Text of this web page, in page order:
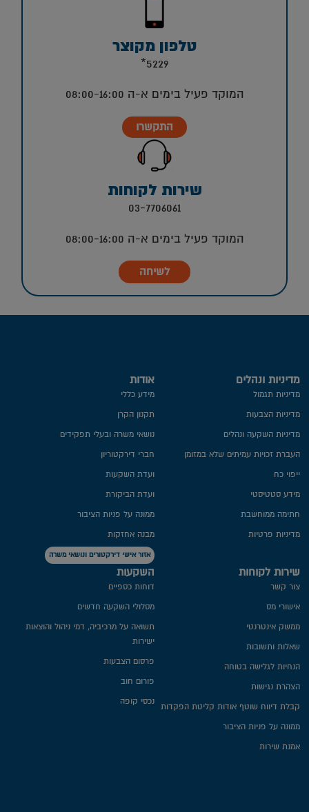
טלפון מקוצר
5229*
המוקד פעיל בימים א-ה 08:00-16:00
התקשרו
שירות לקוחות
03-7706061
המוקד פעיל בימים א-ה 08:00-16:00
לשיחה
אודות
מידע כללי
תקנון הקרן
נושאי משרה ובעלי תפקידים
חברי דירקטוריון
ועדת השקעות
ועדת הביקורת
ממונה על פניות הציבור
מבנה אחזקות
אזור אישי דירקטורים ונושאי משרה
מדיניות ונהלים
מדיניות תגמול
מדיניות הצבעות
מדיניות השקעה ונהלים
העברת זכויות עמיתים שלא במזומן
ייפוי כח
מידע סטטיסטי
חתימה ממוחשבת
מדיניות פרטיות​
השקעות
דוחות כספיים
מסלולי השקעה חדשים
תשואה על מרכיביה, דמי ניהול והוצאות
ישירות
פרסום הצבעות
פורום חוב
נכסי קופה
שירות לקוחות
צור קשר
אישורי מס
ממשק אינטרנטי
שאלות ותשובות
הנחיות לגלישה בטוחה
הצהרת נגישות
קבלת דיווח שוטף אודות קליטת הפקדות
ממונה על פניות הציבור
אמנת שירות